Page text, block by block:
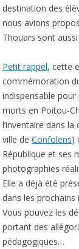
destination des
nous avions
Thouars sont
Petit rappel, cette
commémoration
indispensable
morts en Poitou-
l’inventaire dans
ville de Confolens)
République et ses
photographies
Elle a déjà été
dans les prochains
Vous pouvez les
portant des
pédagogiques…